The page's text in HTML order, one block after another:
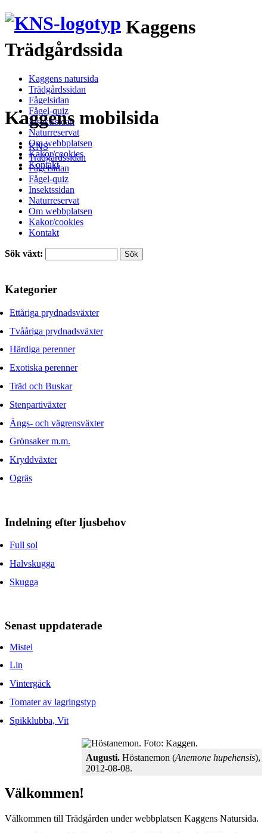
Kaggens
Trädgårdssida
Kaggens natursida
Trädgårdssidan
Fågelsidan
Fågel-quiz
Insektssidan
Naturreservat
Om webbplatsen
Kakor/cookies
Kontakt
Kaggens mobilsida
KNS
Trädgårdssidan
Fågelsidan
Fågel-quiz
Insektssidan
Naturreservat
Om webbplatsen
Kakor/cookies
Kontakt
Sök växt:
Kategorier
Ettåriga prydnadsväxter
Tvååriga prydnadsväxter
Härdiga perenner
Exotiska perenner
Träd och Buskar
Stenpartiväxter
Ängs- och vägrensväxter
Grönsaker m.m.
Kryddväxter
Ogräs
Indelning efter ljusbehov
Full sol
Halvskugga
Skugga
Senast uppdaterade
Mistel
Lin
Vintergäck
Tomater av lagringstyp
Spikklubba, Vit
Augusti.Höstanemon (Anemone hupehensis),
2012-08-08.
Välkommen!
Välkommen till Trädgården under webbplatsen Kaggens Natursida.